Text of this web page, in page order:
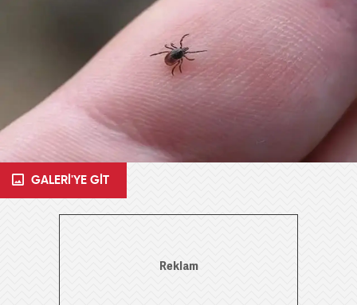
GALERİ'YE GİT